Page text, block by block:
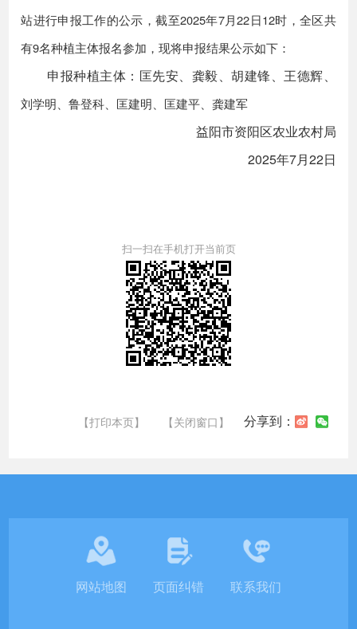
站进行申报工作的公示，截至2025年7月22日12时，全区共
有9名种植主体报名参加，现将申报结果公示如下：
申报种植主体：匡先安、龚毅、胡建锋、王德辉、
刘学明、鲁登科、匡建明、匡建平、龚建军
益阳市资阳区农业农村局
2025年7月22日
扫一扫在手机打开当前页
【打印本页】 【关闭窗口】 分享到：
网站地图 页面纠错 联系我们